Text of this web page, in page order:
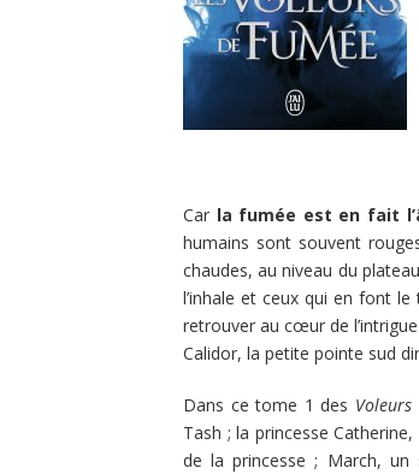
Car la fumée est en fait
humains sont souvent
chaudes, au niveau du
l’inhale et ceux qui en font
retrouver au cœur de
Calidor, la petite pointe sud
Dans ce tome 1 des Voleurs
Tash ; la princesse
de la princesse ; March, un